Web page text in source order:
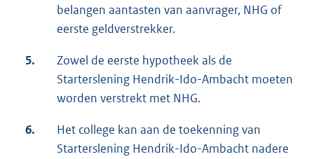
belangen aantasten van aanvrager, NHG of
eerste geldverstrekker.
5.
Zowel de eerste hypotheek als de
Starterslening Hendrik-Ido-Ambacht moeten
worden verstrekt met NHG.
6.
Het college kan aan de toekenning van
Starterslening Hendrik-Ido-Ambacht nadere